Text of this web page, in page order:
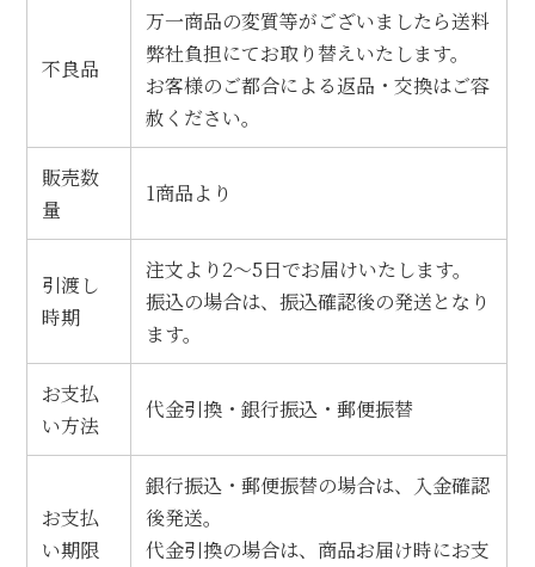
不良品
万一商品の変質等がございましたら送料
弊社負担にてお取り替えいたします。
お客様のご都合による返品・交換はご容
赦ください。
販売数
量
1商品より
引渡し
時期
注文より2～5日でお届けいたします。
振込の場合は、振込確認後の発送となり
ます。
お支払
い方法
代金引換・銀行振込・郵便振替
お支払
い期限
銀行振込・郵便振替の場合は、入金確認
後発送。
代金引換の場合は、商品お届け時にお支